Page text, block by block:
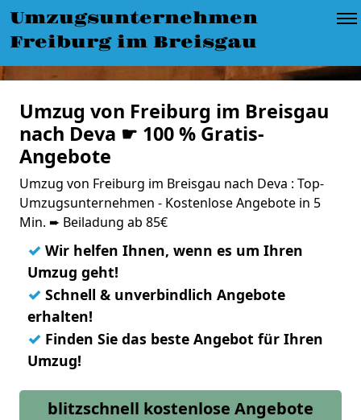
Umzugsunternehmen
Freiburg im Breisgau
Umzug von Freiburg im Breisgau
nach Deva ☛ 100 % Gratis-
Angebote
Umzug von Freiburg im Breisgau nach Deva : Top-
Umzugsunternehmen - Kostenlose Angebote in 5
Min. ➨ Beiladung ab 85€
✓ Wir helfen Ihnen, wenn es um Ihren
Umzug geht!
✓ Schnell & unverbindlich Angebote
erhalten!
✓ Finden Sie das beste Angebot für Ihren
Umzug!
blitzschnell kostenlose Angebote